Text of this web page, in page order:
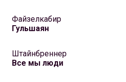
Файзелкабир
Гульшаян
Штайнбреннер
Все мы люди